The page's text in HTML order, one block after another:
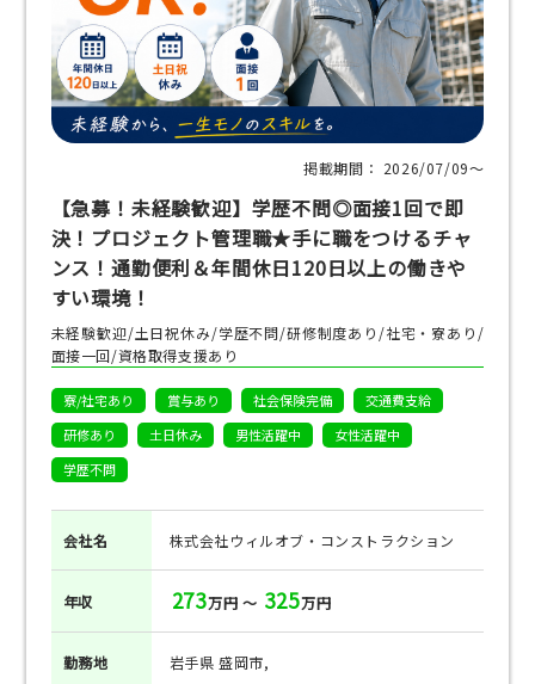
掲載期間： 2026/07/09〜
【急募！未経験歓迎】学歴不問◎面接1回で即
決！プロジェクト管理職★手に職をつけるチャ
ンス！通勤便利＆年間休日120日以上の働きや
すい環境！
未経験歓迎/土日祝休み/学歴不問/研修制度あり/社宅・寮あり/
面接一回/資格取得支援あり
寮/社宅あり 賞与あり 社会保険完備
交通費支給
研修あり
土日休み 男性活躍中
女性活躍中
学歴不問
会社名 株式会社ウィルオブ・コンストラクション
年収 273万円 ～ 325万円
勤務地 岩手県 盛岡市,